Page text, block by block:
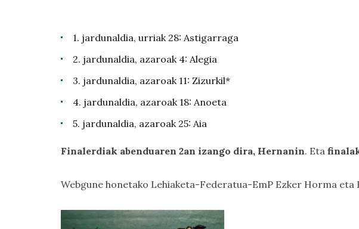
1. jardunaldia, urriak 28: Astigarraga
2. jardunaldia, azaroak 4: Alegia
3. jardunaldia, azaroak 11: Zizurkil*
4. jardunaldia, azaroak 18: Anoeta
5. jardunaldia, azaroak 25: Aia
Finalerdiak abenduaren 2an izango dira, Hernanin. Eta
Webgune honetako Lehiaketa-Federatua-EmP Ezker Horma eta